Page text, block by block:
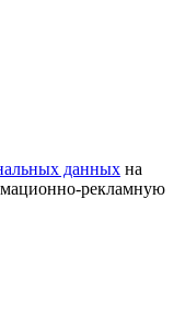
данных на
рекламную